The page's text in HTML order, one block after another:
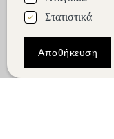
Στατιστικά
Αποθήκευση